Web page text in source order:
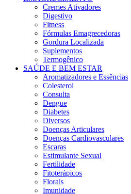
Cremes Ativadores
Digestivo
Fitness
Fórmulas Emagrecedoras
Gordura Localizada
Suplementos
Termogênico
SAÚDE E BEM ESTAR
Aromatizadores e Essências
Colesterol
Consulta
Dengue
Diabetes
Diversos
Doenças Articulares
Doenças Cardiovasculares
Escaras
Estimulante Sexual
Fertilidade
Fitoterápicos
Florais
Imunidade